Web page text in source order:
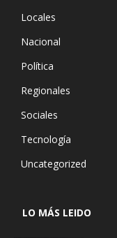
Locales
Nacional
Política
Regionales
Sociales
Tecnología
Uncategorized
LO MÁS LEIDO